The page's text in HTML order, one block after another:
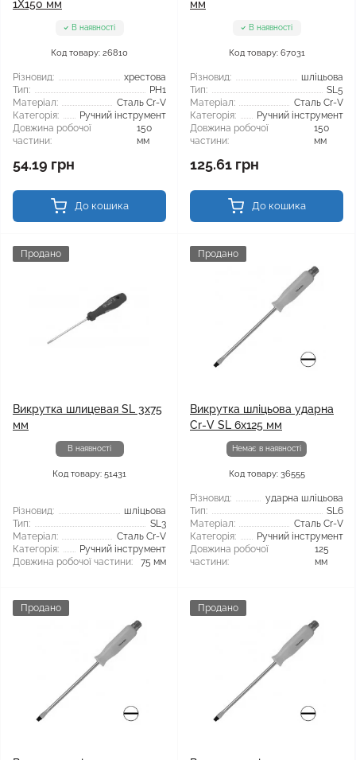
1X150 мм
В наявності
Код товару: 26810
Різновид:
хрестова
Тип:
PH1
Матеріал:
Сталь Cr-V
Категорія:
Ручний інструмент
Довжина робочої
частини:
150
мм
54.19 грн
До кошика
мм
В наявності
Код товару: 67031
Різновид:
шліцьова
Тип:
SL5
Матеріал:
Сталь Cr-V
Категорія:
Ручний інструмент
Довжина робочої
частини:
150
мм
125.61 грн
До кошика
Продано
Викрутка шлицевая SL 3х75
мм
В наявності
Код товару: 51431
Різновид:
шліцьова
Тип:
SL3
Матеріал:
Сталь Cr-V
Категорія:
Ручний інструмент
Довжина робочої частини:
75 мм
Продано
Викрутка шліцьова ударна
Cr-V SL 6x125 мм
Немає в наявності
Код товару: 36555
Різновид:
ударна шліцьова
Тип:
SL6
Матеріал:
Сталь Cr-V
Категорія:
Ручний інструмент
Довжина робочої
частини:
125
мм
Продано Продано